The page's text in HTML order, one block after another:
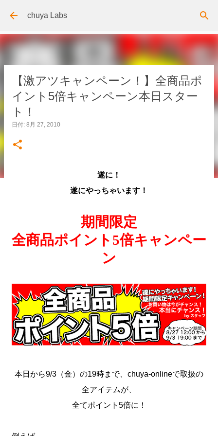
スキップしてメイン コンテンツに移動
chuya Labs
【激アツキャンペーン！】全商品ポ
イント5倍キャンペーン本日スター
ト！
日付: 8月 27, 2010
遂に！
遂にやっちゃいます！
期間限定
全商品ポイント5倍キャンペー
ン
本日から9/3（金）の19時まで、chuya-onlineで取扱の
全アイテムが、
全てポイント5倍に！